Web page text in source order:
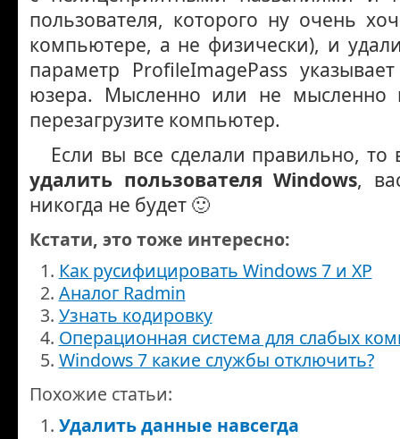
пользователя, которого ну очень
компьютере, а не физически), и
параметр ProfileImagePass
юзера. Мысленно или не мысленно
перезагрузите компьютер.
Если вы все сделали правильно,
удалить пользователя Windows,
никогда не будет 🙂
Кстати, это тоже интересно:
Как русифицировать Windows 7 и XP
Аналог Radmin
Узнать кодировку
Операционная система для слабых
Windows 7 какие службы отключить?
Похожие статьи:
Удалить данные навсегда